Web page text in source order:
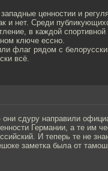
ценностии и
и нет. Среди
в каждой спортивной
ключе ессно.
флаг рядом с
всё.
сдуру направили
Германии, а те им
И теперь те не
заметка была от